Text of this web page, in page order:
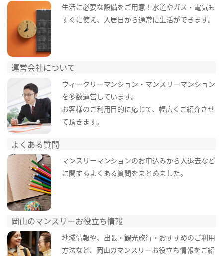
生活に必要な設備をご用意！水道やガス・電気も
すぐに使え、入居日から通常に生活ができます。
運営会社について
ウィークリーマンション・マンスリーマンション
を多数運営しています。
お客様のご利用目的に応じて、幅広くご紹介させ
て頂きます。
よくある質問
マンスリーマンションのお申込みから入退去など
に関するよくある質問をまとめました。
岡山のマンスリーお役立ち情報
地域情報や、出張・観光旅行・おすすめのご利用
方法など、岡山のマンスリーお役立ち情報をご紹